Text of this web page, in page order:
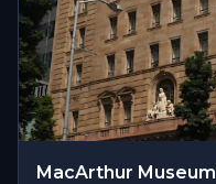
MacArthur Museum